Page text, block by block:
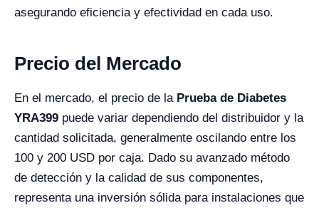
asegurando eficiencia y efectividad en cada uso.
Precio del Mercado
En el mercado, el precio de la Prueba de Diabetes
YRA399 puede variar dependiendo del distribuidor y la
cantidad solicitada, generalmente oscilando entre los
100 y 200 USD por caja. Dado su avanzado método
de detección y la calidad de sus componentes,
representa una inversión sólida para instalaciones que